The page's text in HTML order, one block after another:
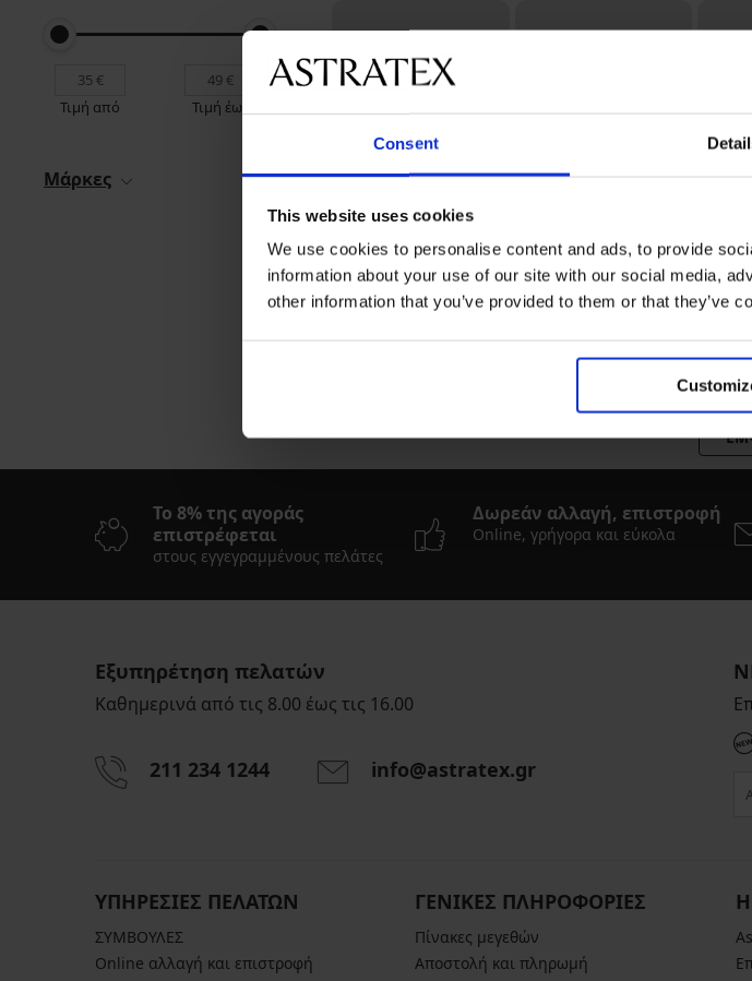
Consent
This website uses cookies
We use cookies to personalise content and ads, to provide
information about your use of our site with our social media,
other information that you’ve provided to them or that they’ve
Τιμή από Τιμή έως
Μάρκες
3+1 ΔΩΡΕΑΝ
Bestseller
Brazil σλιπ Lady Grace
Bestseller
3,3
Push-Up ψηλόμεσο
Nature
γοφούς
16,99 €
Το 8% της αγοράς
επιστρέφεται
στους εγγεγραμμένους πελάτες
Δωρεάν αλλαγή, επιστροφή
Online, γρήγορα και εύκολα
Εξυπηρέτηση πελατών
Καθημερινά από τις 8.00 έως τις 16.00
211 234 1244 info@astratex.gr
ΥΠΗΡΕΣΙΕΣ ΠΕΛΑΤΩΝ
ΣΥΜΒΟΥΛΕΣ
Online αλλαγή και επιστροφή
ΓΕΝΙΚΕΣ ΠΛΗΡΟΦΟΡΙΕΣ
Πίνακες μεγεθών
Αποστολή και πληρωμή